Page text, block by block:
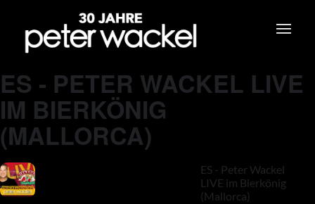
ES - PETER WACKEL LIVE
IM BIERKÖNIG
(MALLORCA)
ES - Peter Wackel
LIVE im Bierkönig
(Mallorca)